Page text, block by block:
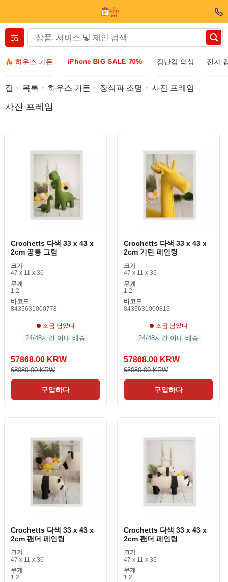
하우스 가든 iPhone BIG SALE 70% 장난감 의상 전자
Вернуться назад
액세서리
손목 시계
집 목록 하우스 가든 장식과 조명 사진 프레임
사진 프레임
Crochetts 다색 33 x 43 x
2cm 공룡 그림
크기
47 x 11 x 36
무게
1.2
바코드
8435631000778
조금 남았다
24/48시간 이내 배송
57868.00 KRW
68080.00 KRW
구입하다
Crochetts 다색 33 x 43 x
2cm 기린 페인팅
크기
47 x 11 x 36
무게
1.2
바코드
8435631000815
조금 남았다
24/48시간 이내 배송
57868.00 KRW
68080.00 KRW
구입하다
Crochetts 다색 33 x 43 x
2cm 팬더 페인팅
크기
47 x 11 x 36
무게
1.2
Crochetts 다색 33 x 43 x
2cm 팬더 페인팅
크기
47 x 11 x 36
무게
1.2